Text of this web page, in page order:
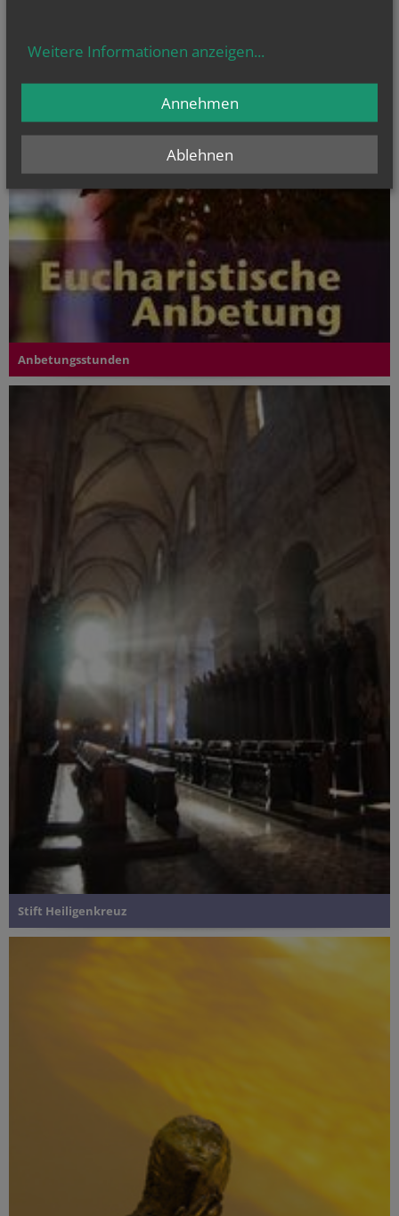
Anbetungsstunden
Stift Heiligenkreuz
Weitere Informationen anzeigen...
Ablehnen
Annehmen